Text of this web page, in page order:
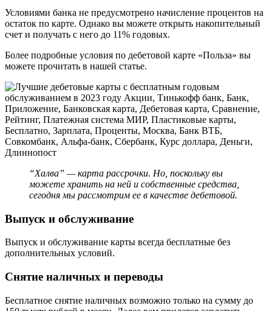
Условиями банка не предусмотрено начисление процентов на
остаток по карте. Однако вы можете открыть накопительный
счет и получать с него до 11% годовых.
Более подробные условия по дебетовой карте «Польза» вы
можете прочитать в нашей статье.
“Халва” — карта рассрочки. Но, поскольку вы
можете хранить на ней и собственные средства,
сегодня мы рассмотрим ее в качестве дебетовой.
Выпуск и обслуживание
Выпуск и обслуживание карты всегда бесплатные без
дополнительных условий.
Снятие наличных и переводы
Бесплатное снятие наличных возможно только на сумму до